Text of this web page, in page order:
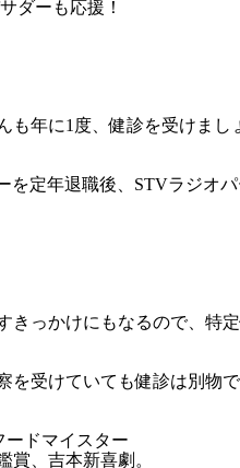
年に1度、健診を受けまし
定年退職後、STVラジオ
っかけにもなるので、特
を受けていても健診は別物で
ードマイスター
、吉本新喜劇。